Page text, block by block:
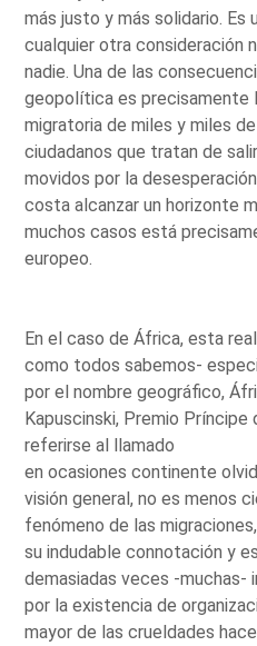
más justo y más solidario. Es
cualquier otra consideración
nadie. Una de las
geopolítica es precisamente
migratoria de miles y miles de
ciudadanos que tratan de
movidos por la
costa alcanzar un horizonte
muchos casos está
europeo.
En el caso de África, esta
como todos sabemos-
por el nombre geográfico,
Kapuscinski, Premio Príncipe
referirse al llamado
en ocasiones continente
visión general, no es menos
fenómeno de las
su indudable connotación y
demasiadas veces -muchas-
por la existencia de
mayor de las crueldades